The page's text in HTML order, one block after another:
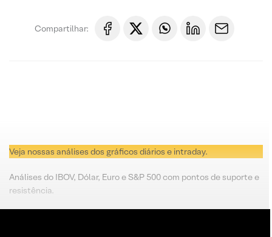
Compartilhar:
Veja nossas análises dos gráficos diários e intraday.
Análises do IBOV, Dólar, Euro e S&P 500 com pontos de suporte e
resistência.